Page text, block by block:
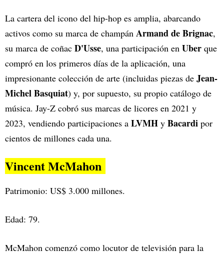
La cartera del icono del hip-hop es amplia, abarcando
activos como su marca de champán Armand de Brignac,
su marca de coñac D'Usse, una participación en Uber que
compró en los primeros días de la aplicación, una
impresionante colección de arte (incluidas piezas de Jean-
Michel Basquiat) y, por supuesto, su propio catálogo de
música. Jay-Z cobró sus marcas de licores en 2021 y
2023, vendiendo participaciones a LVMH y Bacardi por
cientos de millones cada una.
Vincent McMahon
Patrimonio: US$ 3.000 millones.
Edad: 79.
McMahon comenzó como locutor de televisión para la